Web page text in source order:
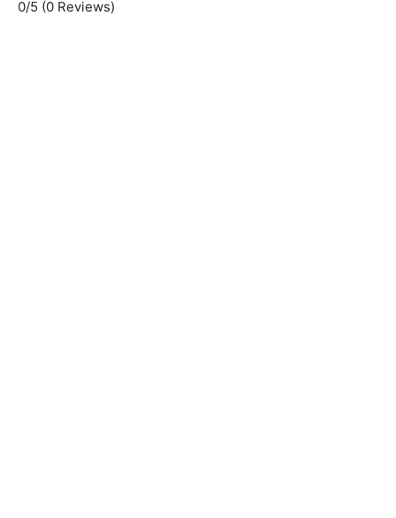
0/5 (0 Reviews)